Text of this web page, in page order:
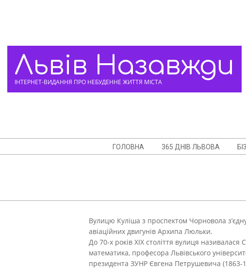
Львів Назавжди
ІНТЕРНЕТ-ВИДАННЯ ПРО НЕБУДЕННЕ ЖИТТЯ МІСТА
Menu
ГОЛОВНА 365 ДНІВ ЛЬВОВА
Вулицю Куліша з проспектом Чорновола
авіаційних двигунів Архипа Люльки.
До 70-х років ХІХ століття вулиця називалася
математика, професора Львівського
президента ЗУНР Євгена Петрушевича (1863-